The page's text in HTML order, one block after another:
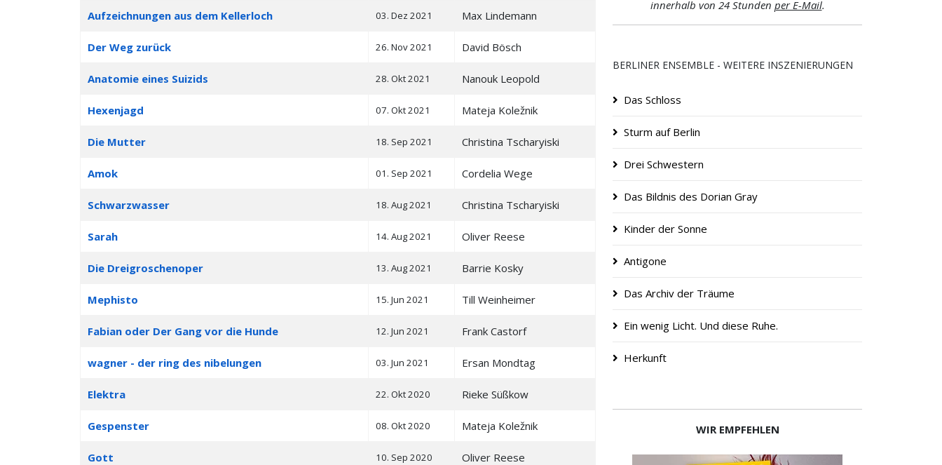
Aufzeichnungen aus dem Kellerloch 03. Dez 2021 Max Lindemann
Der Weg zurück 26. Nov 2021 David Bösch
Anatomie eines Suizids 28. Okt 2021 Nanouk Leopold
Hexenjagd 07. Okt 2021 Mateja Koležnik
Die Mutter 18. Sep 2021 Christina Tscharyiski
Amok 01. Sep 2021 Cordelia Wege
Schwarzwasser 18. Aug 2021 Christina Tscharyiski
Sarah 14. Aug 2021 Oliver Reese
Die Dreigroschenoper 13. Aug 2021 Barrie Kosky
Mephisto 15. Jun 2021 Till Weinheimer
Fabian oder Der Gang vor die Hunde 12. Jun 2021 Frank Castorf
wagner - der ring des nibelungen 03. Jun 2021 Ersan Mondtag
Elektra 22. Okt 2020 Rieke Süßkow
Gespenster 08. Okt 2020 Mateja Koležnik
Gott 10. Sep 2020 Oliver Reese
innerhalb von 24 Stunden per E-Mail.
BERLINER ENSEMBLE - WEITERE INSZENIERUNGEN
Das Schloss
Sturm auf Berlin
Drei Schwestern
Das Bildnis des Dorian Gray
Kinder der Sonne
Antigone
Das Archiv der Träume
Ein wenig Licht. Und diese Ruhe.
Herkunft
WIR EMPFEHLEN